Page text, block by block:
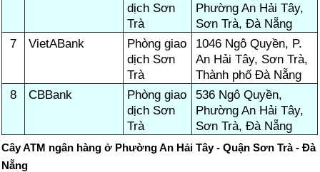
dịch Sơn
Trà
Phường An Hải Tây,
Sơn Trà, Đà Nẵng
7
VietABank
Phòng giao
dịch Sơn
Trà
1046 Ngô Quyền, P.
An Hải Tây, Sơn Trà,
Thành phố Đà Nẵng
8
CBBank
Phòng giao
dịch Sơn
Trà
536 Ngô Quyền,
Phường An Hải Tây,
Sơn Trà, Đà Nẵng
Cây ATM ngân hàng ở Phường An Hải Tây - Quận Sơn Trà - Đà
Nẵng